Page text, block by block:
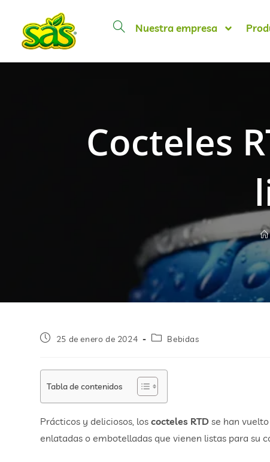
Nuestra empresa
Cocteles
25 de enero de 2024 Bebidas
Tabla de contenidos
Prácticos y deliciosos, loscocteles RTD se han
enlatadas o embotelladas que vienen listas para su